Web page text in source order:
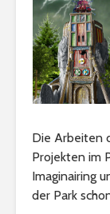
Die Arbeiten
Projekten im
Imaginairing
der Park